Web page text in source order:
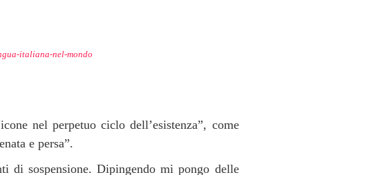
italiana-nel-mondo
nel perpetuo ciclo dell’esistenza”, come
e persa”.
di sospensione. Dipingendo mi pongo delle